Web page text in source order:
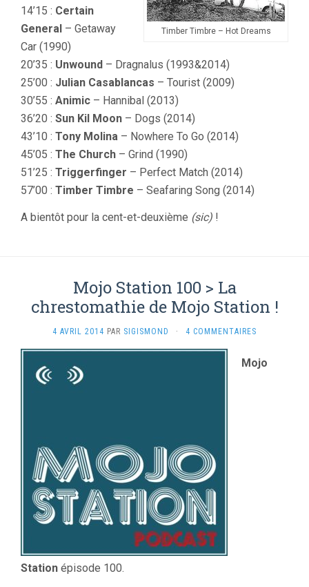
Timber Timbre – Hot Dreams
14’15 : Certain
General – Getaway
Car (1990)
20’35 : Unwound – Dragnalus (1993&2014)
25’00 : Julian Casablancas – Tourist (2009)
30’55 : Animic – Hannibal (2013)
36’20 : Sun Kil Moon – Dogs (2014)
43’10 : Tony Molina – Nowhere To Go (2014)
45’05 : The Church – Grind (1990)
51’25 : Triggerfinger – Perfect Match (2014)
57’00 : Timber Timbre – Seafaring Song (2014)
A bientôt pour la cent-et-deuxième (sic) !
Mojo Station 100 > La
chrestomathie de Mojo Station !
4 AVRIL 2014 PAR SIGISMOND · 4 COMMENTAIRES
Mojo
Station épisode 100.